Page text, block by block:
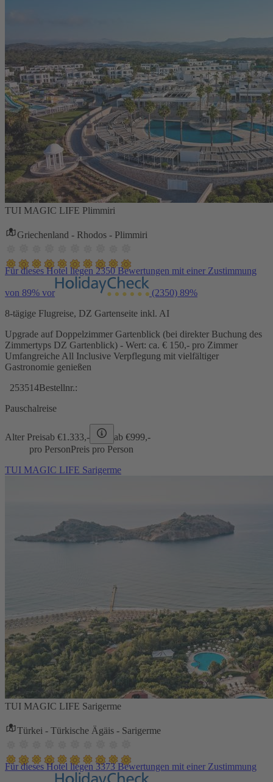
TUI MAGIC LIFE Plimmiri
Griechenland - Rhodos - Plimmiri
Für dieses Hotel liegen 2350 Bewertungen mit einer Zustimmung
von 89% vor (2350) 89%
8-tägige Flugreise, DZ Gartenseite inkl. AI
Upgrade auf Doppelzimmer Gartenblick (bei direkter Buchung des
Zimmertyps DZ Gartenblick) - Wert: ca. € 150,- pro Zimmer
Umfangreiche All Inclusive Verpflegung mit vielfältiger
Gastronomie genießen
253514Bestellnr.:
Pauschalreise
Alter Preisab €1.333,- ab €999,-
pro PersonPreis pro Person
TUI MAGIC LIFE Sarigerme
TUI MAGIC LIFE Sarigerme
Türkei - Türkische Ägäis - Sarigerme
Für dieses Hotel liegen 3373 Bewertungen mit einer Zustimmung